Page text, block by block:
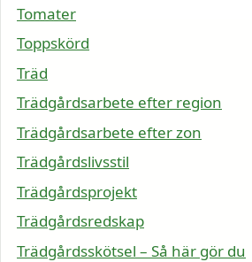
Tomater
Toppskörd
Träd
Trädgårdsarbete efter region
Trädgårdsarbete efter zon
Trädgårdslivsstil
Trädgårdsprojekt
Trädgårdsredskap
Trädgårdsskötsel – Så här gör du